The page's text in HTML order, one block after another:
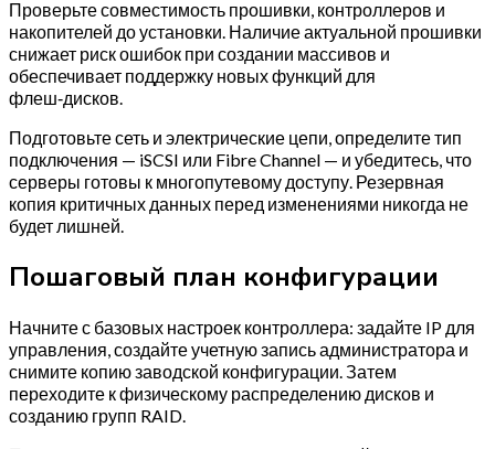
Проверьте совместимость прошивки, контроллеров и
накопителей до установки. Наличие актуальной прошивки
снижает риск ошибок при создании массивов и
обеспечивает поддержку новых функций для
флеш‑дисков.
Подготовьте сеть и электрические цепи, определите тип
подключения — iSCSI или Fibre Channel — и убедитесь, что
серверы готовы к многопутевому доступу. Резервная
копия критичных данных перед изменениями никогда не
будет лишней.
Пошаговый план конфигурации
Начните с базовых настроек контроллера: задайте IP для
управления, создайте учетную запись администратора и
снимите копию заводской конфигурации. Затем
переходите к физическому распределению дисков и
созданию групп RAID.